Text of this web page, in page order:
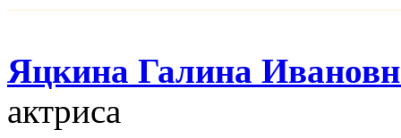
Яцкина Галина
актриса